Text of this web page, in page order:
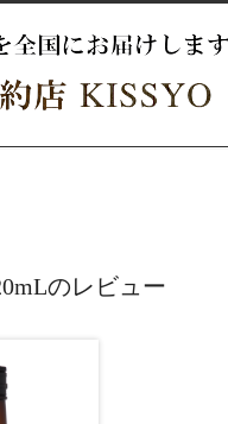
のレビュー